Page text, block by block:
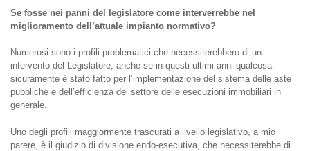
Se fosse nei panni del legislatore come interverrebbe nel
miglioramento dell’attuale impianto normativo?
Numerosi sono i profili problematici che necessiterebbero di un
intervento del Legislatore, anche se in questi ultimi anni qualcosa
sicuramente è stato fatto per l’implementazione del sistema delle aste
pubbliche e dell’efficienza del settore delle esecuzioni immobiliari in
generale.
Uno degli profili maggiormente trascurati a livello legislativo, a mio
parere, è il giudizio di divisione endo-esecutiva, che necessiterebbe di